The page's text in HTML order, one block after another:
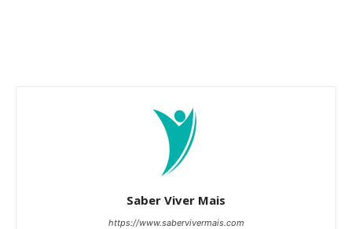
Saber Viver Mais
https://www.sabervivermais.com